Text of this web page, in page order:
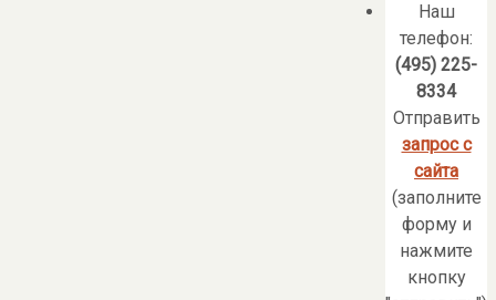
Наш
телефон:
(495) 225-
8334
Отправить
запрос с
сайта
(заполните
форму и
нажмите
кнопку